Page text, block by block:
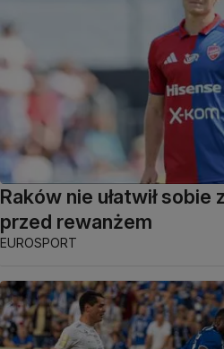
Raków nie ułatwił sobie
przed rewanżem
EUROSPORT